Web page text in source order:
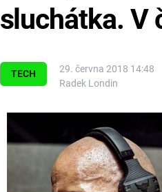
TECH
29. června 2018 14:48
Radek Londin
sluchátka. V